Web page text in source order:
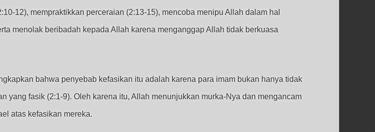
12), mempraktikkan perceraian (2:13-15), mencoba menipu Allah dalam hal
menolak beribadah kepada Allah karena menganggap Allah tidak berkuasa
bahwa penyebab kefasikan itu adalah karena para imam bukan hanya tidak
yang fasik (2:1-9). Oleh karena itu, Allah menunjukkan murka-Nya dan mengancam
atas kefasikan mereka.